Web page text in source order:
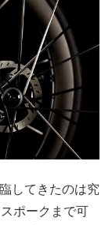
してきたのは究
ポークまで可